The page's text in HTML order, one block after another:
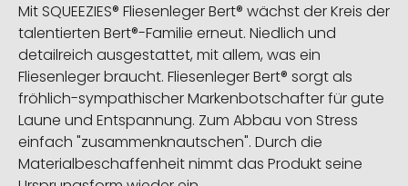
Mit SQUEEZIES® Fliesenleger Bert® wächst der Kreis der
talentierten Bert®-Familie erneut. Niedlich und
detailreich ausgestattet, mit allem, was ein
Fliesenleger braucht. Fliesenleger Bert® sorgt als
fröhlich-sympathischer Markenbotschafter für gute
Laune und Entspannung. Zum Abbau von Stress
einfach "zusammenknautschen". Durch die
Materialbeschaffenheit nimmt das Produkt seine